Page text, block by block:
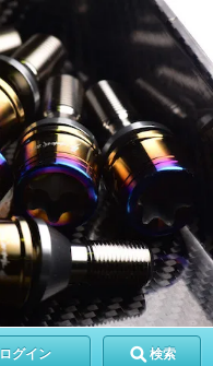
ログイン 検索